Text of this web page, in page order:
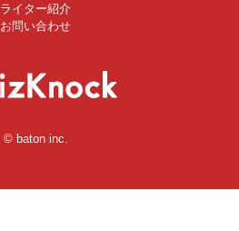
ライター紹介
お問い合わせ
© baton inc.